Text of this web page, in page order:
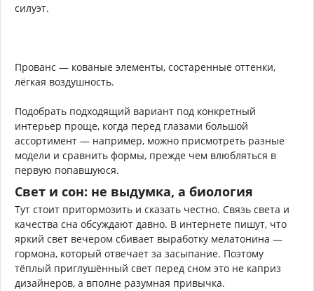
силуэт.
Прованс — кованые элементы, состаренные оттенки,
лёгкая воздушность.
Подобрать подходящий вариант под конкретный
интерьер проще, когда перед глазами большой
ассортимент — например, можно присмотреть разные
модели и сравнить формы, прежде чем влюбляться в
первую попавшуюся.
Свет и сон: не выдумка, а биология
Тут стоит притормозить и сказать честно. Связь света и
качества сна обсуждают давно. В интернете пишут, что
яркий свет вечером сбивает выработку мелатонина —
гормона, который отвечает за засыпание. Поэтому
тёплый приглушённый свет перед сном это не каприз
дизайнеров, а вполне разумная привычка.